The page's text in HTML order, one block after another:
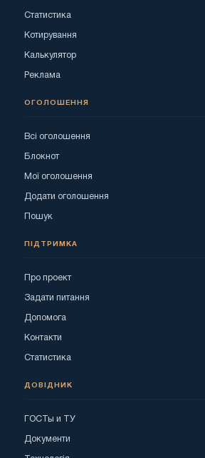
Статистика
Котирування
Калькулятор
Реклама
ОГОЛОШЕННЯ
Всі оголошення
Блокнот
Мої оголошення
Додати оголошення
Пошук
ПІДТРИМКА
Про проект
Задати питання
Допомога
Контакти
Статистика
ДОВІДНИК
ГОСТы и ТУ
Документи